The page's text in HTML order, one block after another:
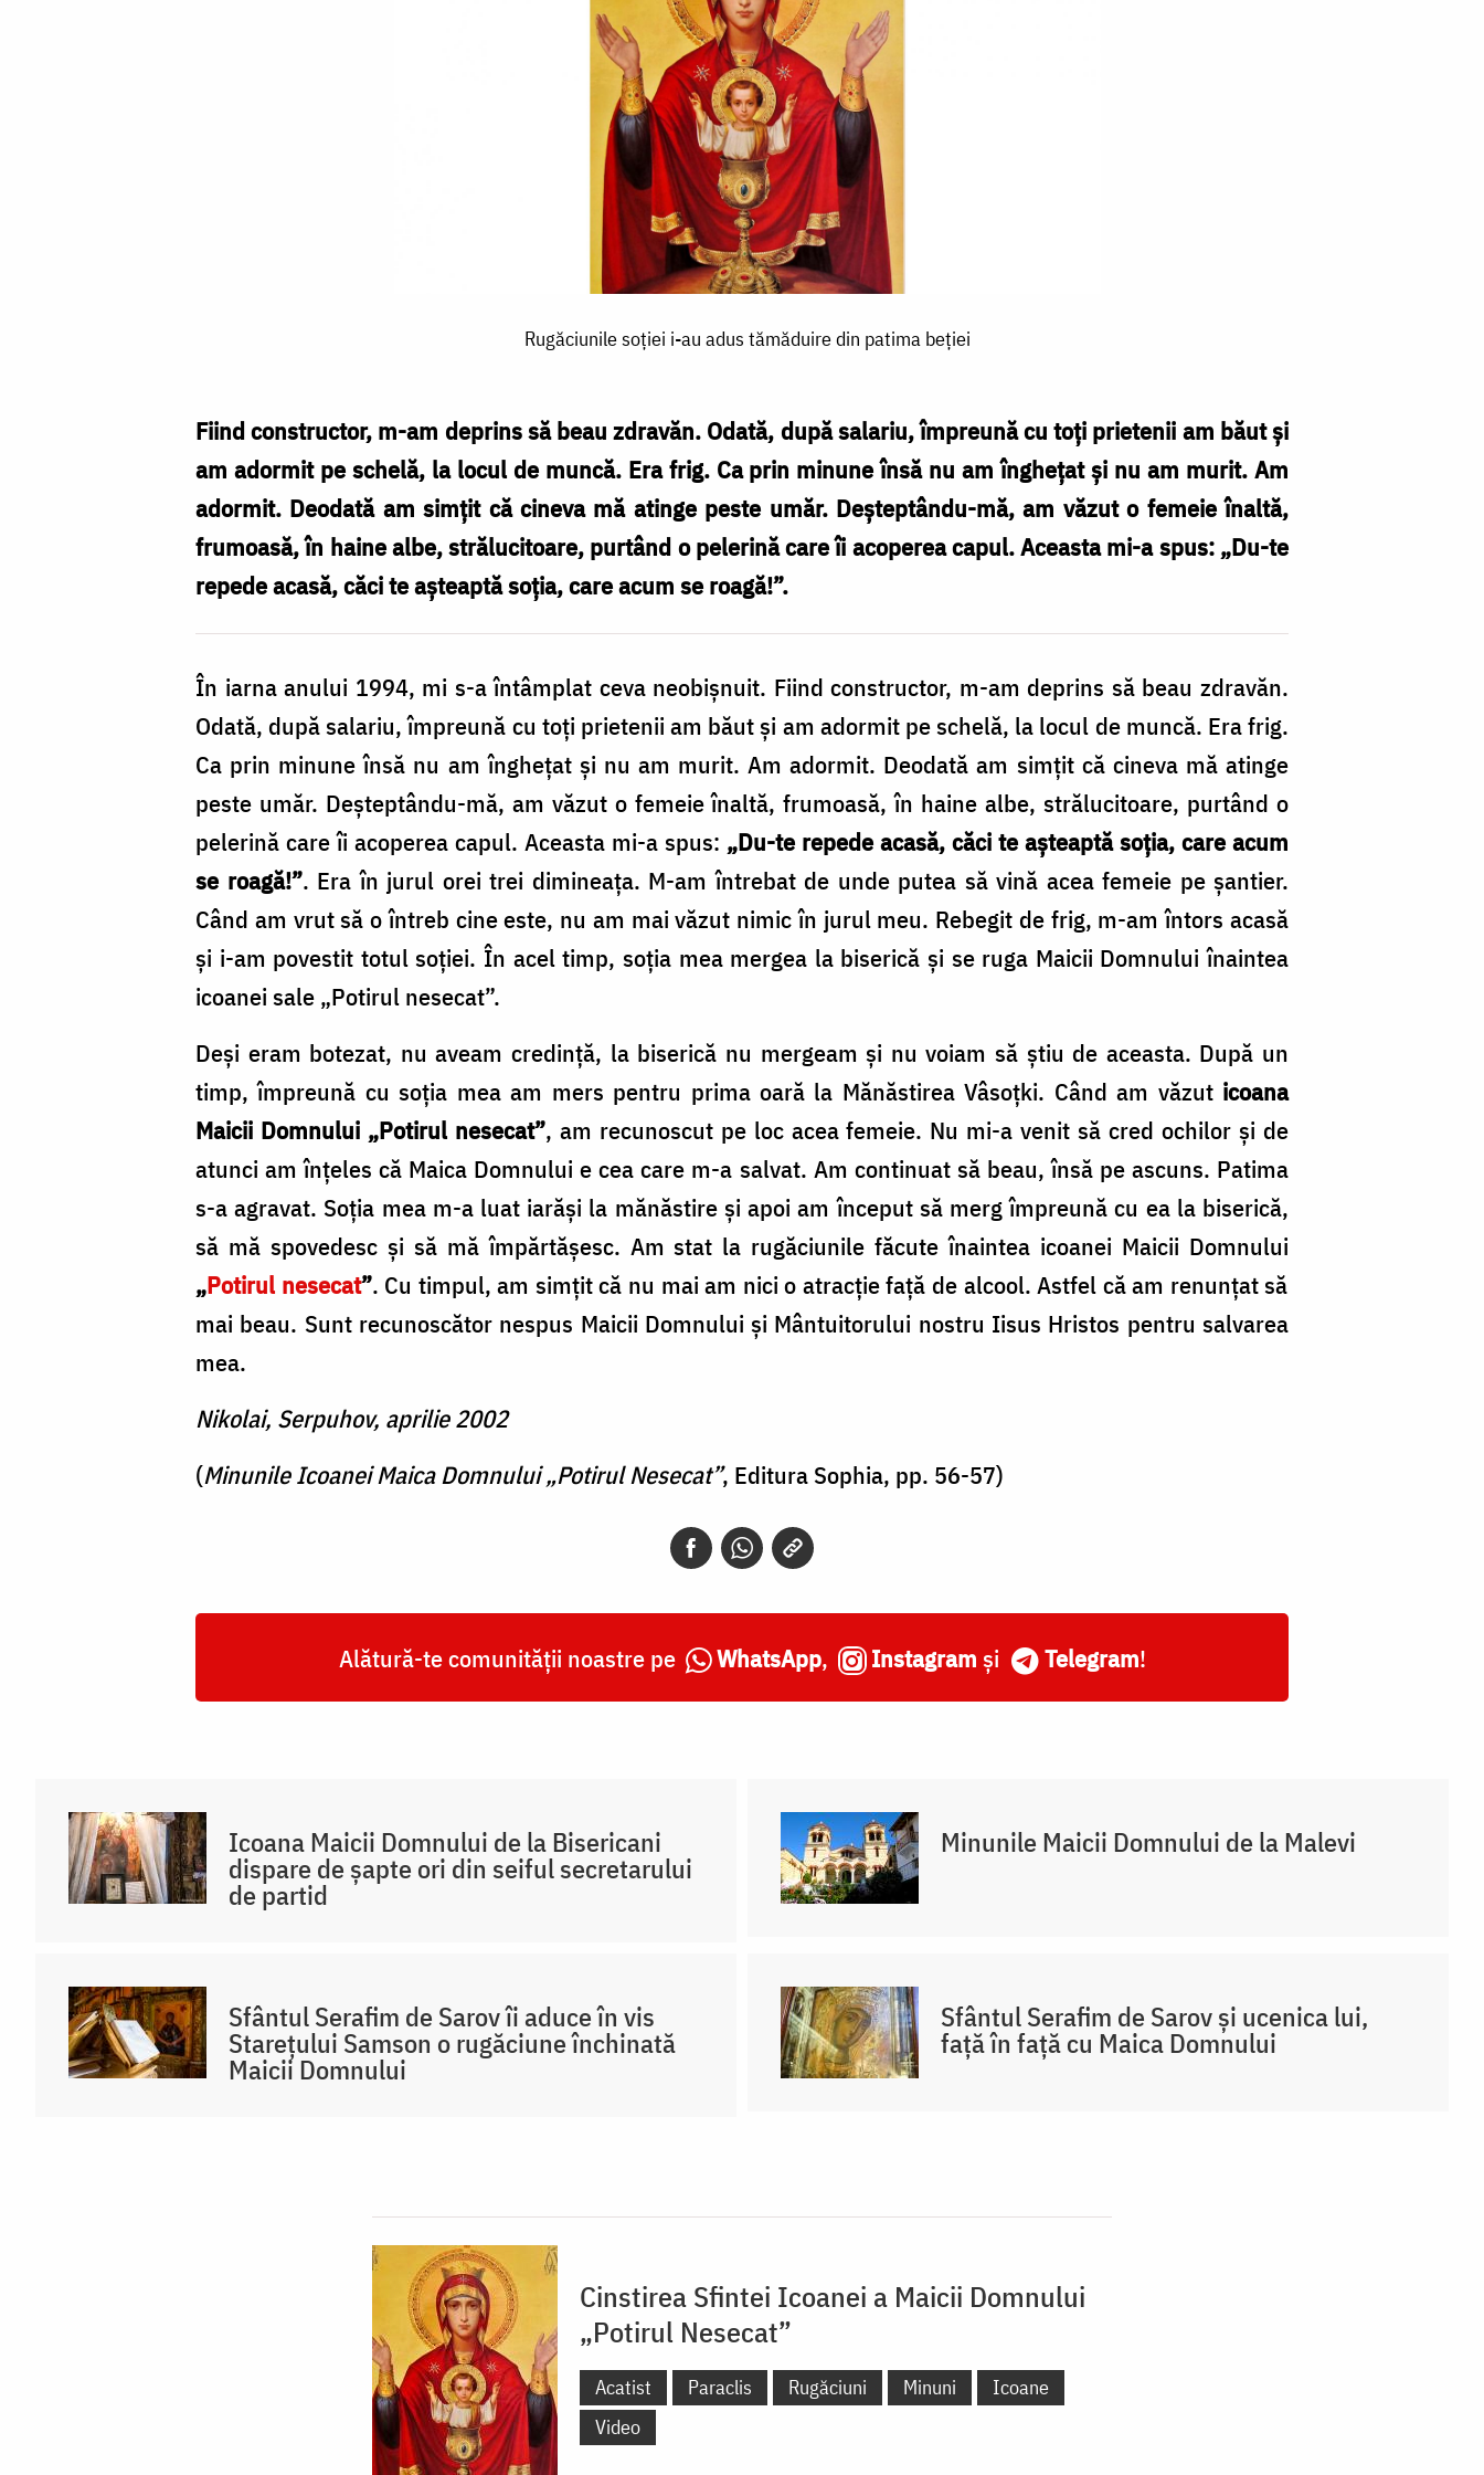
Rugăciunile soției i-au adus tămăduire din patima beţiei
Fiind constructor, m-am deprins să beau zdravăn. Odată, după salariu, împreună cu toţi prietenii am băut şi
am adormit pe schelă, la locul de muncă. Era frig. Ca prin minune însă nu am îngheţat şi nu am murit. Am
adormit. Deoda­tă am simţit că cineva mă atinge peste umăr. Deşteptându-mă, am văzut o femeie înaltă,
frumoasă, în haine albe, strălucitoare, purtând o pelerină care îi acoperea capul. Aceasta mi-a spus: „Du-te
repede acasă, căci te aşteaptă soţia, care acum se roagă!”.
În iarna anului 1994, mi s-a întâm­plat ceva neobişnuit. Fiind constructor, m-am deprins să beau zdravăn.
Odată, după salariu, împreună cu toţi prietenii am băut şi am adormit pe schelă, la locul de muncă. Era frig.
Ca prin minune însă nu am îngheţat şi nu am murit. Am adormit. Deoda­tă am simţit că cineva mă atinge
peste umăr. Deşteptându-mă, am văzut o femeie înaltă, frumoasă, în haine albe, strălucitoare, purtând o
pelerină care îi acoperea capul. Aceasta mi-a spus: „Du-te repede acasă, căci te aşteaptă soţia, care acum
se roagă!”. Era în ju­rul orei trei dimineaţa. M-am întrebat de unde putea să vină acea femeie pe şantier.
Când am vrut să o întreb cine este, nu am mai văzut nimic în jurul meu. Rebegit de frig, m-am întors acasă
şi i-am povestit totul soţiei. În acel timp, soţia mea mergea la bise­rică şi se ruga Maicii Domnului îna­intea
icoanei sale „Potirul nesecat”.
Deşi eram botezat, nu aveam credin­ţă, la biserică nu mergeam şi nu vo­iam să ştiu de aceasta. După un
timp, împreună cu soţia mea am mers pentru prima oară la Mănăstirea Vâsoţki. Când am văzut icoana
Maicii Dom­nului „Potirul nesecat”, am recunos­cut pe loc acea femeie. Nu mi-a venit să cred ochilor şi de
atunci am înţe­les că Maica Domnului e cea care m-a salvat. Am continuat să beau, însă pe ascuns. Patima
s-a agravat. Soţia mea m-a luat iarăşi la mănăstire şi apoi am început să merg împreună cu ea la biserică,
să mă spovedesc şi să mă împărtăşesc. Am stat la rugăciunile făcute înaintea icoanei Mai­cii Domnului
„Potirul nesecat”. Cu timpul, am simţit că nu mai am nici o atracţie faţă de alcool. Astfel că am re­nunţat să
mai beau. Sunt recunoscă­tor nespus Maicii Domnului şi Mân­tuitorului nostru Iisus Hristos pentru salvarea
mea.
Nikolai, Serpuhov, aprilie 2002
(Minunile Icoanei Maica Domnului „Potirul Nesecat”, Editura Sophia, pp. 56-57)
Alătură-te comunității noastre pe WhatsApp, Instagram și Telegram!
Icoana Maicii Domnului de la Bisericani
dispare de șapte ori din seiful secretarului
de partid
Minunile Maicii Domnului de la Malevi
Sfântul Serafim de Sarov îi aduce în vis
Starețului Samson o rugăciune închinată
Maicii Domnului
Sfântul Serafim de Sarov și ucenica lui,
față în față cu Maica Domnului
Cinstirea Sfintei Icoanei a Maicii Domnului
„Potirul Nesecat”
Acatist Paraclis Rugăciuni Minuni
Icoane
Video